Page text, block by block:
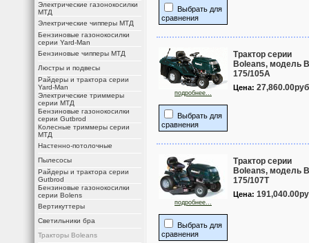
Электрические газонокосилки
МТД
Электрические чипперы МТД
Бензиновые газонокосилки
серии Yard-Man
Бензиновые чипперы МТД
Люстры и подвесы
Райдеры и трактора серии
Yard-Man
Электрические триммеры
серии МТД
Бензиновые газонокосилки
серии Gutbrod
Колесные триммеры серии
МТД
Настенно-потолочные
Пылесосы
Райдеры и трактора серии
Gutbrod
Бензиновые газонокосилки
серии Bolens
Вертикуттеры
Светильники бра
Тракторы Boleans
Выбрать для
сравнения
подробнее...
Выбрать для
сравнения
Трактор серии
Boleans, модель
175/105A
Цена:
подробнее...
Выбрать для
сравнения
Трактор серии
Boleans, модель
175/107T
Цена: